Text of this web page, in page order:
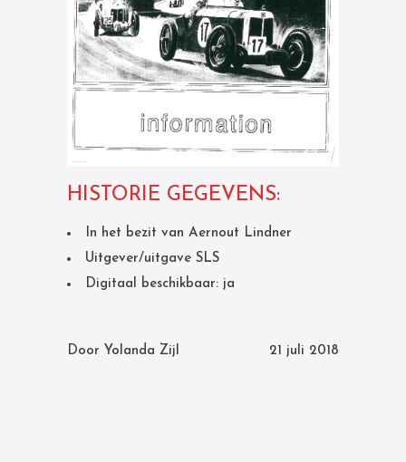
HISTORIE GEGEVENS:
In het bezit van Aernout Lindner
Uitgever/uitgave SLS
Digitaal beschikbaar: ja
Door Yolanda Zijl 21 juli 2018